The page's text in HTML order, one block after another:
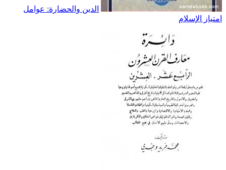
الدين والحضارة: عوامل
امتياز الإسلام